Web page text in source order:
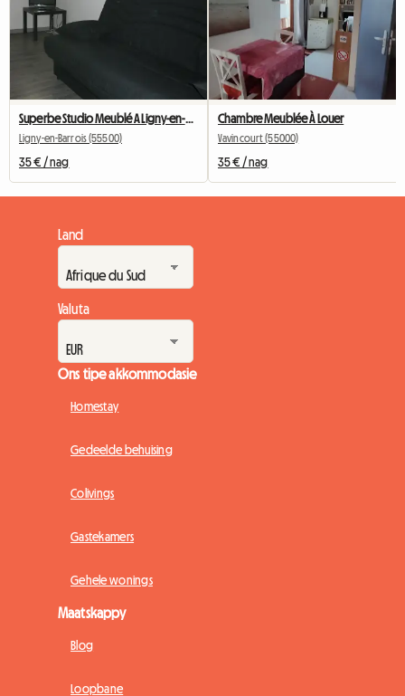
Superbe Studio Meublé A Ligny-en-barrois
Ligny-en-Barrois (55500)
35 € / nag
Chambre Meublée À Louer
Vavincourt (55000)
35 € / nag
Land
Valuta
Ons tipe akkommodasie
Homestay
Gedeelde behuising
Colivings
Gastekamers
Gehele wonings
Maatskappy
Blog
Loopbane